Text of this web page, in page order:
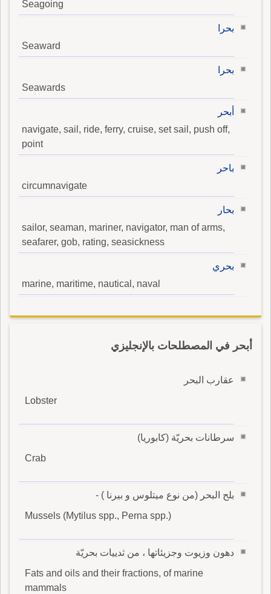
Seagoing
بحرا
Seaward
بحرا
Seawards
أبحر
navigate, sail, ride, ferry, cruise, set sail, push off,
point
باحر
circumnavigate
بحار
sailor, seaman, mariner, navigator, man of arms,
seafarer, gob, rating, seasickness
بحري
marine, maritime, nautical, naval
أبحر في المصطلحات بالإنجليزي
عقارب البحر
Lobster
سرطانات بحريّة (كابوريا)
Crab
بلح البحر (من نوع ميتلوس و بيرنا ) -
Mussels (Mytilus spp., Perna spp.)
دهون وزيوت وجزيئاتها ، من ثدييات بحريّة
Fats and oils and their fractions, of marine
mammals